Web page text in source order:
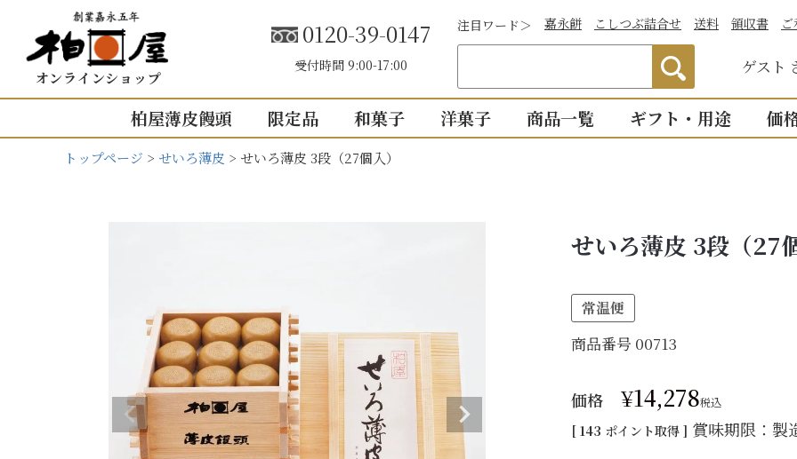
オンラインショップ
0120-39-0147
受付時間 9:00-17:00
注目ワード＞ 嘉永餅 こしつぶ詰合せ 送料 領収書
ゲスト
柏屋薄皮饅頭
こしあん
5個入り
8個入り
10個入り
16個入り
mini せいろ薄皮
10個入り
mini せいろ薄皮
こし・つぶ1個ず
こし・つぶ各8個
【かす紙包み】贈答・薄皮饅
限定品 和菓子 洋菓子 商品一覧
全商品一覧
ギフト・用途
内祝い（お返し）
快気祝い
入園・入学のお祝返し
その他の内祝い・お返し
出産祝い
その他のお祝い
法事・
eギフト
価
トップページ せいろ薄皮 せいろ薄皮 3段（27個入）
せいろ薄皮 3段（27
常温便
商品番号 00713
価格 ¥14,278税込
[ 143 ポイント取得 ] 賞味期限：製